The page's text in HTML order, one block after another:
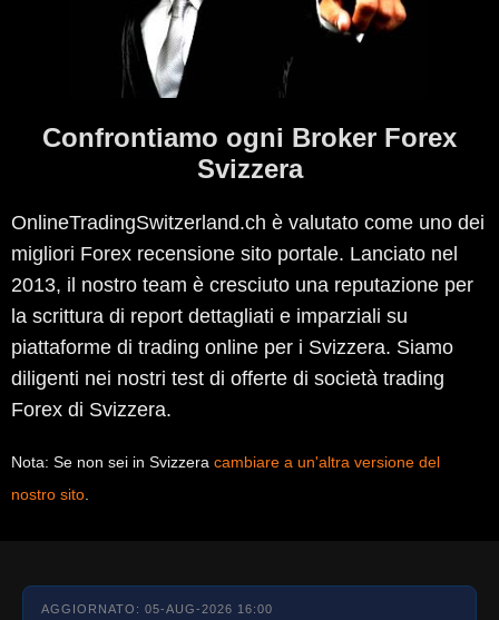
Confrontiamo ogni Broker Forex
Svizzera
OnlineTradingSwitzerland.ch è valutato come uno dei
migliori Forex recensione sito portale. Lanciato nel
2013, il nostro team è cresciuto una reputazione per
la scrittura di report dettagliati e imparziali su
piattaforme di trading online per i Svizzera. Siamo
diligenti nei nostri test di offerte di società trading
Forex di Svizzera.
Nota: Se non sei in Svizzera cambiare a un'altra versione del
nostro sito
AGGIORNATO: 05-AUG-2026 16:00